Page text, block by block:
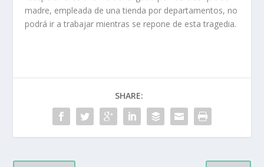
madre, empleada de una tienda por departamentos, no
podrá ir a trabajar mientras se repone de esta tragedia.
SHARE: